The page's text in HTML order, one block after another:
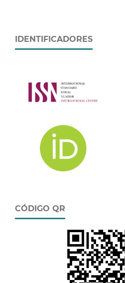
IDENTIFICADORES
CÓDIGO QR